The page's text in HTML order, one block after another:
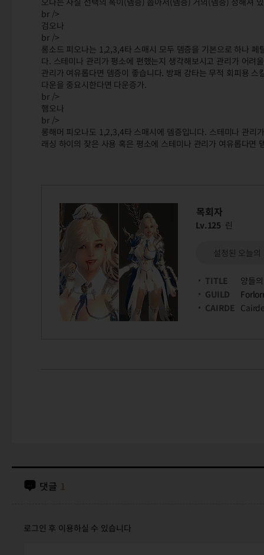
br />
검오나
br />
롱소드 피오나는 1,2,3,4타 스매시 모두 뎀증을 기본으로 하나
다. 스테미나 관리가 평소에 편했는지 생각해보시고 관리가 어
관리가 여유롭다면 뎀증이 좋습니다. 방패 강타는 무적 회피용
다운을 중요시한다면 다운증가.
br />
햄오나
br />
롱해머 피오나도 1,2,3,4타 스매시에 뎀증입니다. 스테미나 관리
래싱 하이의 잦은 사용 혹은 평소에 스테미나 관리가 여유롭다
목회자
Lv.125 린
설정된 오늘
TITLE
양들
GUILD
CAIRDE
댓글 1
로그인 후 이용하실 수 있습니다